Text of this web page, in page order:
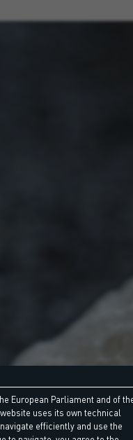
European Parliament and of
uses its own technical
efficiently and use the